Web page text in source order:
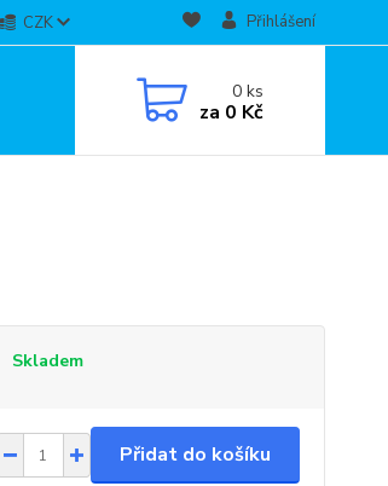
CZK Přihlášení
0ks
za 0 Kč
Skladem
Přidat do košíku